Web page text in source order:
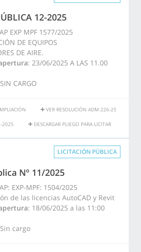
12-2025
EXP MPF 1577/2025
DE EQUIPOS
DE AIRE.
: 23/06/2025 A LAS 11.00
CARGO
VER RESOLUCIÓN ADM 226-25
2025 DESCARGAR PLIEGO PARA LICITAR
LICITACIÓN PÚBLICA
Nº 11/2025
EXP-MPF: 1504/2025
de las licencias AutoCAD y Revit
: 18/06/2025 a las 11:00
cargo